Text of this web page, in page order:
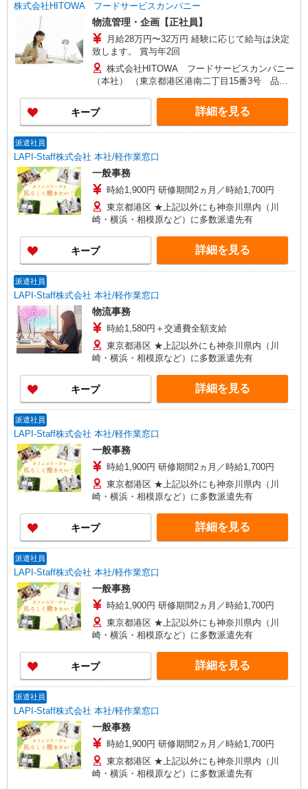
株式会社HITOWA フードサービスカンパニー
物流管理・企画【正社員】
月給28万円〜32万円 経験に応じて給与は決定
致します。 賞与年2回
株式会社HITOWA フードサービスカンパニー
（本社） （東京都港区港南二丁目15番3号 品川
キープ 詳細を見る
派遣社員
LAPI-Staff株式会社 本社/軽作業窓口
一般事務
時給1,900円 研修期間2ヵ月／時給1,700円
東京都港区 ★上記以外にも神奈川県内（川
崎・横浜・相模原など）に多数派遣先有
キープ 詳細を見る
派遣社員
LAPI-Staff株式会社 本社/軽作業窓口
物流事務
時給1,580円＋交通費全額支給
東京都港区 ★上記以外にも神奈川県内（川
崎・横浜・相模原など）に多数派遣先有
キープ 詳細を見る
派遣社員
LAPI-Staff株式会社 本社/軽作業窓口
一般事務
時給1,900円 研修期間2ヵ月／時給1,700円
東京都港区 ★上記以外にも神奈川県内（川
崎・横浜・相模原など）に多数派遣先有
キープ 詳細を見る
派遣社員
LAPI-Staff株式会社 本社/軽作業窓口
一般事務
時給1,900円 研修期間2ヵ月／時給1,700円
東京都港区 ★上記以外にも神奈川県内（川
崎・横浜・相模原など）に多数派遣先有
キープ 詳細を見る
派遣社員
LAPI-Staff株式会社 本社/軽作業窓口
一般事務
時給1,900円 研修期間2ヵ月／時給1,700円
東京都港区 ★上記以外にも神奈川県内（川
崎・横浜・相模原など）に多数派遣先有